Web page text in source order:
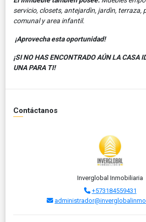
servicio, closets, antejardìn, jardìn, terraza,
comunal y area infantil.
¡Aprovecha esta oportunidad!
¡SI NO HAS ENCONTRADO AÚN LA CASA
UNA PARA TI!
Contáctanos
Inverglobal Inmobiliaria
+573184559431